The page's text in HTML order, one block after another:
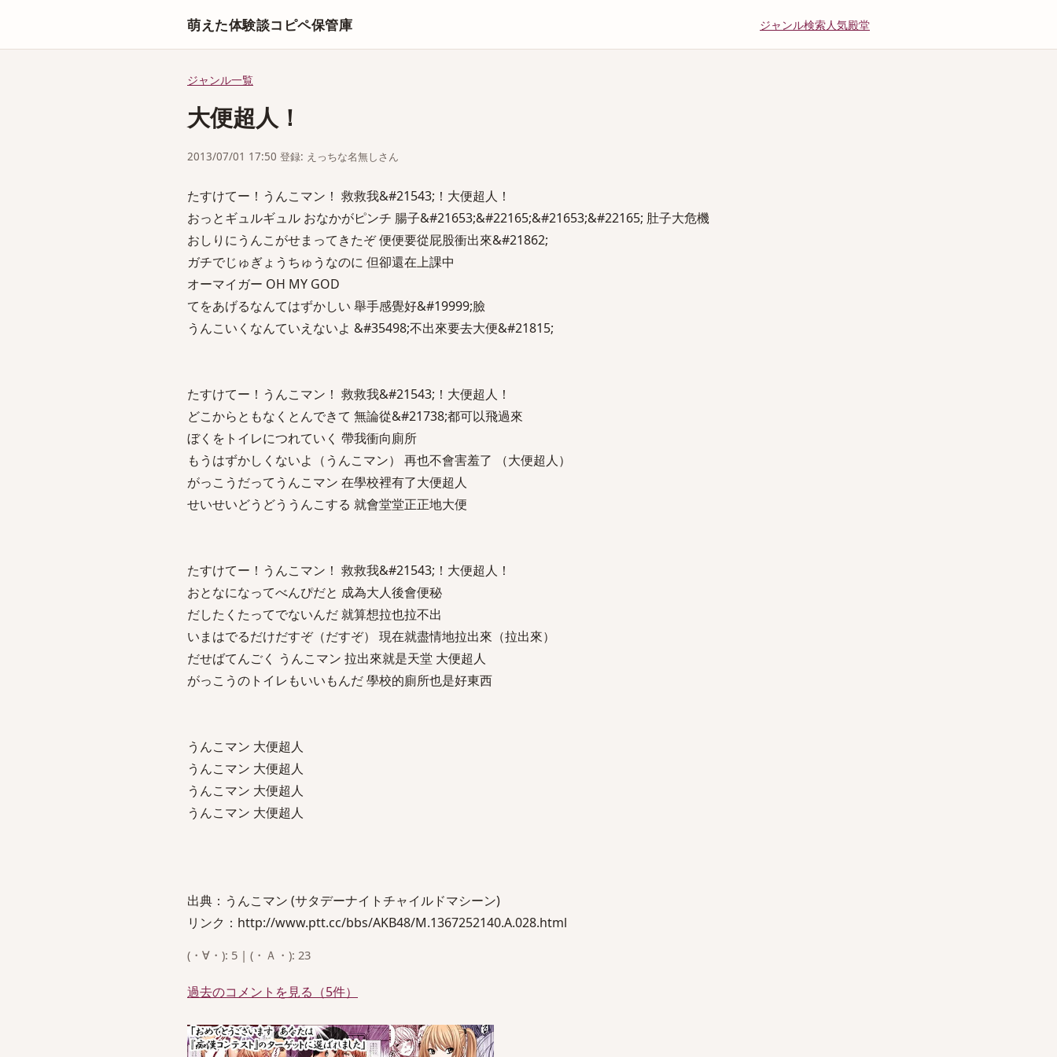
萌えた体験談コピペ保管庫 ジャンル検索人気殿堂
ジャンル一覧
大便超人！
2013/07/01 17:50 登録: えっちな名無しさん
たすけてー！うんこマン！ 救救我&#21543;！大便超人！
おっとギュルギュル おなかがピンチ 腸子&#21653;&#22165;&#21653;&#22165; 肚子大危機
おしりにうんこがせまってきたぞ 便便要從屁股衝出來&#21862;
ガチでじゅぎょうちゅうなのに 但卻還在上課中
オーマイガー OH MY GOD
てをあげるなんてはずかしい 舉手感覺好&#19999;臉
うんこいくなんていえないよ &#35498;不出來要去大便&#21815;
たすけてー！うんこマン！ 救救我&#21543;！大便超人！
どこからともなくとんできて 無論從&#21738;都可以飛過來
ぼくをトイレにつれていく 帶我衝向廁所
もうはずかしくないよ（うんこマン） 再也不會害羞了 （大便超人）
がっこうだってうんこマン 在學校裡有了大便超人
せいせいどうどううんこする 就會堂堂正正地大便
たすけてー！うんこマン！ 救救我&#21543;！大便超人！
おとなになってべんぴだと 成為大人後會便秘
だしたくたってでないんだ 就算想拉也拉不出
いまはでるだけだすぞ（だすぞ） 現在就盡情地拉出來（拉出來）
だせばてんごく うんこマン 拉出來就是天堂 大便超人
がっこうのトイレもいいもんだ 學校的廁所也是好東西
うんこマン 大便超人
うんこマン 大便超人
うんこマン 大便超人
うんこマン 大便超人
出典：うんこマン (サタデーナイトチャイルドマシーン)
リンク：http://www.ptt.cc/bbs/AKB48/M.1367252140.A.028.html
(・∀・): 5 | (・Ａ・): 23
過去のコメントを見る（5件）